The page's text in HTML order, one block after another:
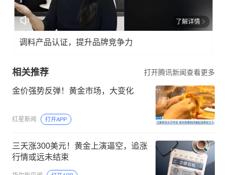
了解详情
调料产品认证，提升品牌竞争力
相关推荐 打开腾讯新闻查看更多
金价强势反弹！黄金市场，大变化
红星新闻 打开APP
三天涨300美元！黄金上演逼空，追涨
行情或远未结束